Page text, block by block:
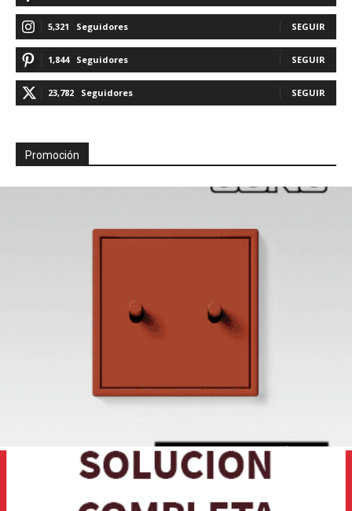
5,321 Seguidores SEGUIR
1,844 Seguidores SEGUIR
23,782 Seguidores SEGUIR
Promoción